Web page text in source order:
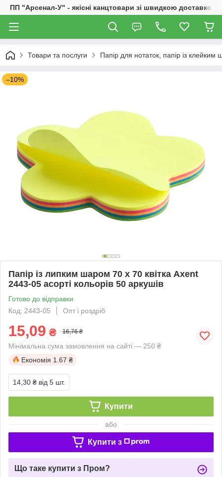
ПП "Арсенал-У" - якісні канцтовари зі швидкою доставкою
Товари та послуги Папір для нотаток, папір із клейким
–10%
Папір із липким шаром 70 х 70 квітка Axent
2443-05 асорті кольорів 50 аркушів
Готово до відправки
Код: 2443-05
Опт і роздріб
15,09 ₴ 16,76 ₴
Мінімальна сума замовлення на сайті — 250 ₴
Економія 1.67 ₴
14,30 ₴ від 5 шт.
Купити
або
Купити з
Що таке купити з Пром?